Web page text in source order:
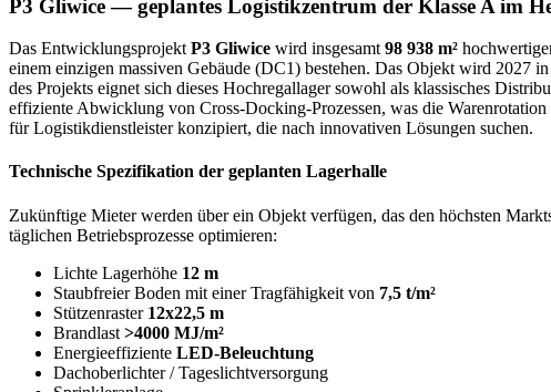
P3 Gliwice — geplantes Logistikzentrum der Klasse A im
Das Entwicklungsprojekt P3 Gliwice wird insgesamt 98 938 m²
einem einzigen massiven Gebäude (DC1) bestehen. Das Objekt wird 2027
des Projekts eignet sich dieses Hochregallager sowohl als klassisches
effiziente Abwicklung von Cross-Docking-Prozessen, was die
für Logistikdienstleister konzipiert, die nach innovativen Lösungen suchen.
Technische Spezifikation der geplanten Lagerhalle
Zukünftige Mieter werden über ein Objekt verfügen, das den höchsten
täglichen Betriebsprozesse optimieren:
Lichte Lagerhöhe 12 m
Staubfreier Boden mit einer Tragfähigkeit von 7,5 t/m²
Stützenraster 12x22,5 m
Brandlast >4000 MJ/m²
Energieeffiziente LED-Beleuchtung
Dachoberlichter / Tageslichtversorgung